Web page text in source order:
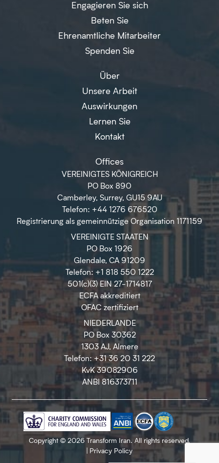
Engagieren Sie sich
Beten Sie
Ehrenamtliche Mitarbeiter
Spenden Sie
Über
Unsere Arbeit
Auswirkungen
Lernen Sie
Kontakt
Offices
VEREINIGTES KÖNIGREICH
PO Box 890
Camberley, Surrey, GU15 9AU
Telefon: +44 1276 676520
Registrierung als gemeinnützige Organisation 1171159
VEREINIGTE STAATEN
PO Box 1926
Glendale, CA 91209
Telefon: +1 818 550 1222
501(c)(3) EIN 27-1714817
ECFA akkreditiert
OFAC zertifiziert
NIEDERLANDE
PO Box 30362
1303 AJ, Almere
Telefon: +31 36 20 31 222
KvK 39082906
ANBI 816373711
Copyright © 2026 Transform Iran. All rights reserved.
| Privacy Policy